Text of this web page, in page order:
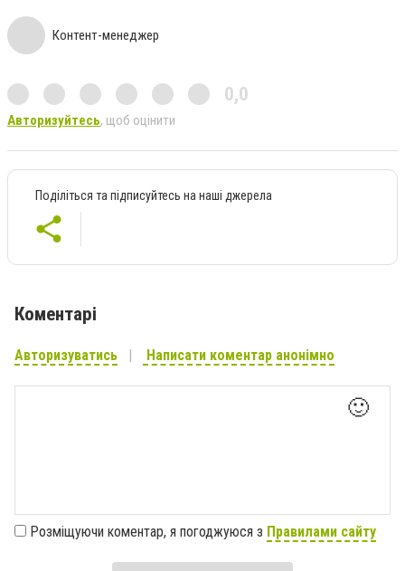
Контент-менеджер
0,0
Авторизуйтесь, щоб оцінити
Поділіться та підписуйтесь на наші джерела
Коментарі
Авторизуватись Написати коментар анонімно
🙂
Розміщуючи коментар, я погоджуюся з Правилами сайту